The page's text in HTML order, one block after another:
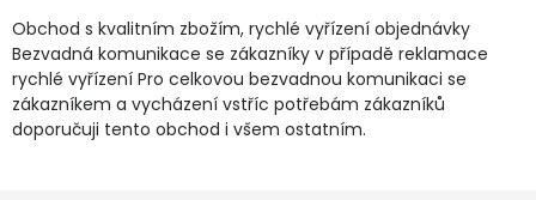
Obchod s kvalitním zbožím, rychlé vyřízení objednávky
Bezvadná komunikace se zákazníky v případě reklamace
rychlé vyřízení Pro celkovou bezvadnou komunikaci se
zákazníkem a vycházení vstříc potřebám zákazníků
doporučuji tento obchod i všem ostatním.